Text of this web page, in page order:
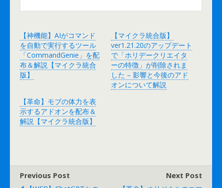
【神機能】AIがコマンド
を自動で実行するツール
「CommandGenie」を配
布＆解説【マイクラ統合
版】
【マイクラ統合版】
ver1.21.20のアップデート
で「ホリデークリエイタ
ーの特徴」が削除されま
した – 影響と今後のアド
オンについて解説
【革命】モブの体力を表
示するアドオンを配布＆
解説【マイクラ統合版】
Previous Post
Next Post